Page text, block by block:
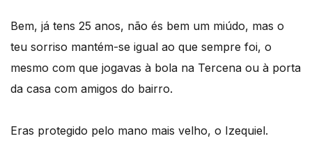
Bem, já tens 25 anos, não és bem um miúdo, mas o
teu sorriso mantém-se igual ao que sempre foi, o
mesmo com que jogavas à bola na Tercena ou à porta
da casa com amigos do bairro.
Eras protegido pelo mano mais velho, o Izequiel.